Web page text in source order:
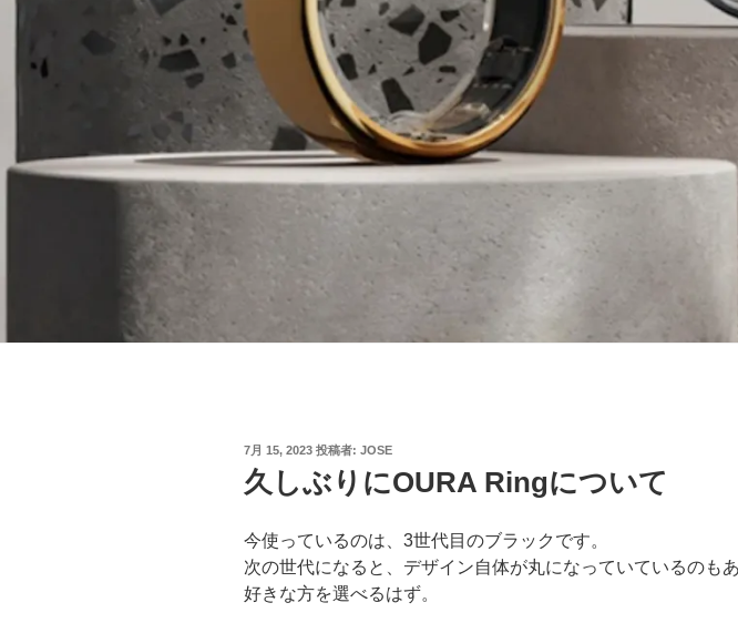
投
稿
日:
7月 15, 2023 投稿者: JOSE
久しぶりにOURA Ringについて
今使っているのは、3世代目のブラックです。
次の世代になると、デザイン自体が丸になっていているのもあ
好きな方を選べるはず。